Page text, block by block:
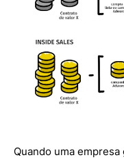
Quando uma